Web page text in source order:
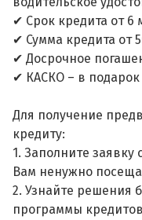
✔ Срок кредита от 6
✔ Сумма кредита от
✔ Досрочное
✔ КАСКО – в подарок
Для получение
кредиту:
1. Заполните
Вам ненужно
2. Узнайте решения
программы